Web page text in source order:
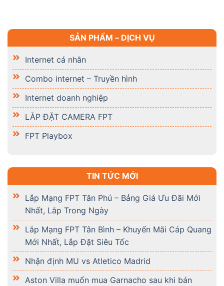
SẢN PHẨM – DỊCH VỤ
Internet cá nhân
Combo internet – Truyền hình
Internet doanh nghiệp
LẮP ĐẶT CAMERA FPT
FPT Playbox
TIN TỨC MỚI
Lắp Mạng FPT Tân Phú – Bảng Giá Ưu Đãi Mới
Nhất, Lắp Trong Ngày
Lắp Mạng FPT Tân Bình – Khuyến Mãi Cáp Quang
Mới Nhất, Lắp Đặt Siêu Tốc
Nhận định MU vs Atletico Madrid
Aston Villa muốn mua Garnacho sau khi bán